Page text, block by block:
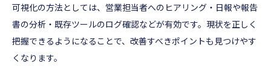
可視化の方法としては、営業担当者へのヒアリング・日報や報告
書の分析・既存ツールのログ確認などが有効です。現状を正しく
把握できるようになることで、改善すべきポイントも見つけやす
くなります。